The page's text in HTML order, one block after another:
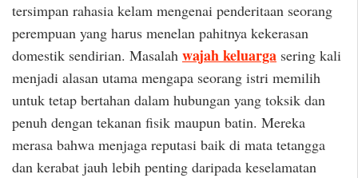
i
n
tersimpan rahasia kelam mengenai penderitaan seorang
perempuan yang harus menelan pahitnya kekerasan
domestik sendirian. Masalah wajah keluarga sering kali
menjadi alasan utama mengapa seorang istri memilih
untuk tetap bertahan dalam hubungan yang toksik dan
penuh dengan tekanan fisik maupun batin. Mereka
merasa bahwa menjaga reputasi baik di mata tetangga
dan kerabat jauh lebih penting daripada keselamatan